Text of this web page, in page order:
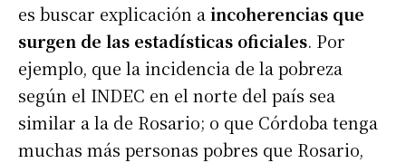
es buscar explicación a incoherencias que
surgen de las estadísticas oficiales. Por
ejemplo, que la incidencia de la pobreza
según el INDEC en el norte del país sea
similar a la de Rosario; o que Córdoba tenga
muchas más personas pobres que Rosario,